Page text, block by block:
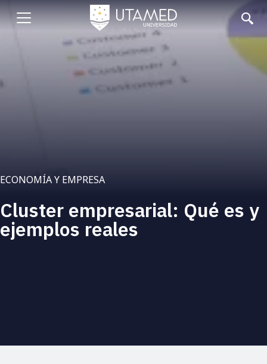
Pasar
al
Abrir
ECONOMÍA Y EMPRESA
Cluster empresarial: Qué es y
ejemplos reales